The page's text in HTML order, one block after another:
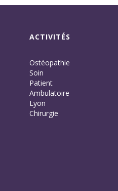
ACTIVITÉS
Ostéopathie
Soin
Patient
Ambulatoire
Lyon
Chirurgie